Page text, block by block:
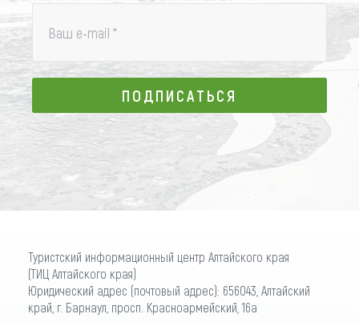
Ваш e-mail *
ПОДПИСАТЬСЯ
ПОДПИСАТЬСЯ
Туристский информационный центр Алтайского края
(ТИЦ Алтайского края)
Юридический адрес (почтовый адрес): 656043, Алтайский
край, г. Барнаул, просп. Красноармейский, 16а